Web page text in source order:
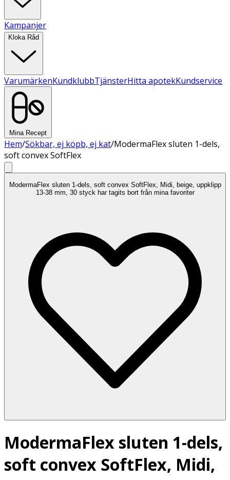
Kampanjer
Kloka Råd
VarumärkenKundklubbTjänsterHitta apotekKundservice
Mina Recept
Hem/Sökbar, ej köpb, ej kat/ModermaFlex sluten 1-dels,
soft convex SoftFlex
ModermaFlex sluten 1-dels, soft convex SoftFlex, Midi, beige, uppklipp
13-38 mm, 30 styck har tagits bort från mina favoriter
ModermaFlex sluten 1-dels,
soft convex SoftFlex, Midi,